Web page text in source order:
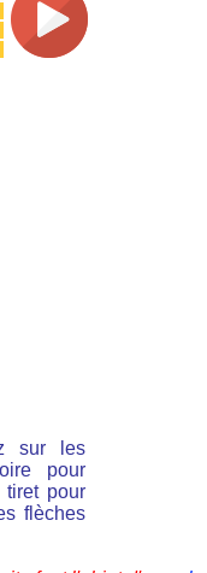
sur les
pour
tiret pour
flèches